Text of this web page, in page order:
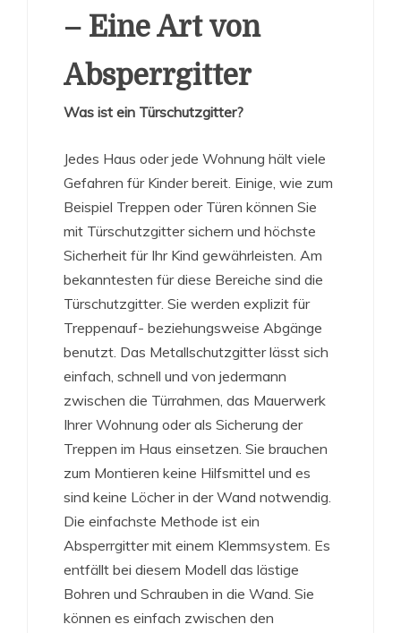
– Eine Art von
Absperrgitter
Was ist ein Türschutzgitter?
Jedes Haus oder jede Wohnung hält viele
Gefahren für Kinder bereit. Einige, wie zum
Beispiel Treppen oder Türen können Sie
mit Türschutzgitter sichern und höchste
Sicherheit für Ihr Kind gewährleisten. Am
bekanntesten für diese Bereiche sind die
Türschutzgitter. Sie werden explizit für
Treppenauf- beziehungsweise Abgänge
benutzt. Das Metallschutzgitter lässt sich
einfach, schnell und von jedermann
zwischen die Türrahmen, das Mauerwerk
Ihrer Wohnung oder als Sicherung der
Treppen im Haus einsetzen. Sie brauchen
zum Montieren keine Hilfsmittel und es
sind keine Löcher in der Wand notwendig.
Die einfachste Methode ist ein
Absperrgitter mit einem Klemmsystem. Es
entfällt bei diesem Modell das lästige
Bohren und Schrauben in die Wand. Sie
können es einfach zwischen den